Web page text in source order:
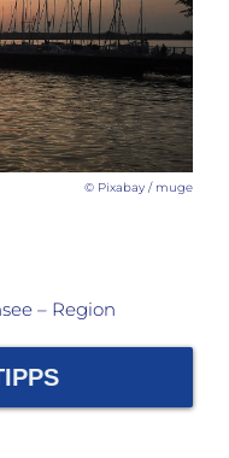
© Pixabay / muge
– Region